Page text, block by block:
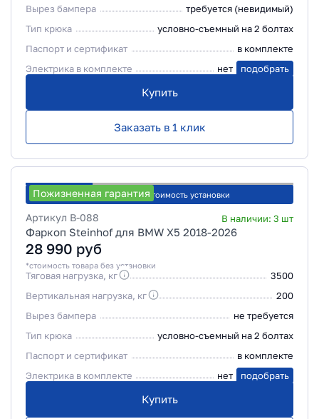
Вырез бампера
требуется (невидимый)
Тип крюка
условно-съемный на 2 болтах
Паспорт и сертификат
в комплекте
Электрика в комплекте
нет подобрать
Купить
Заказать в 1 клик
Пожизненная гарантияРассчитать стоимость установки
Артикул B-088 В наличии: 3 шт
Фаркоп Steinhof для BMW X5 2018-2026
28 990 руб
*стоимость товара без установки
Тяговая нагрузка, кг
3500
Вертикальная нагрузка, кг
200
Вырез бампера
не требуется
Тип крюка
условно-съемный на 2 болтах
Паспорт и сертификат
в комплекте
Электрика в комплекте
нет подобрать
Купить